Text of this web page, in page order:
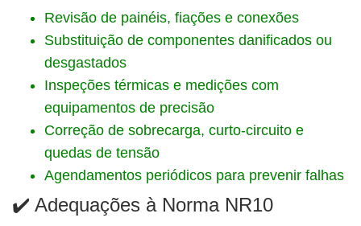
Revisão de painéis, fiações e conexões
Substituição de componentes danificados ou
desgastados
Inspeções térmicas e medições com
equipamentos de precisão
Correção de sobrecarga, curto-circuito e
quedas de tensão
Agendamentos periódicos para prevenir falhas
✔️ Adequações à Norma NR10